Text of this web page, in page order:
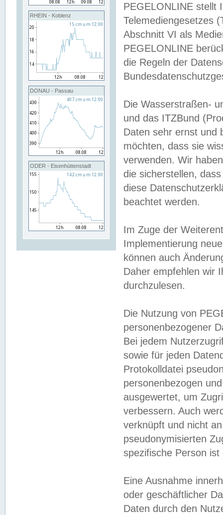
RHEIN - Koblenz
DONAU - Passau
ODER - Eisenhüttenstadt
PEGELONLINE stellt
Telemediengesetzes
Abschnitt VI als
PEGELONLINE
die Regeln der
Die Wasserstraßen-
und das ITZBund
Daten sehr ernst und
möchten, dass sie
verwenden. Wir
die sicherstellen,
diese
beachtet werden.
Im Zuge der
Implementierung
können auch
Daher empfehlen wir
durchzulesen.
Die Nutzung von
personenbezogener
Bei jedem
sowie für jeden
Protokolldatei
personenbezogen
ausgewertet, um
verbessern. Auch
verknüpft und nicht
pseudonymisierten
spezifische Person
Eine Ausnahme
oder geschäftlicher
Daten durch den